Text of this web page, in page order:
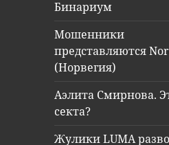
Бинариум
Мошенники
представляются
(Норвегия)
Аэлита Смирнова.
секта?
Жулики LUMA